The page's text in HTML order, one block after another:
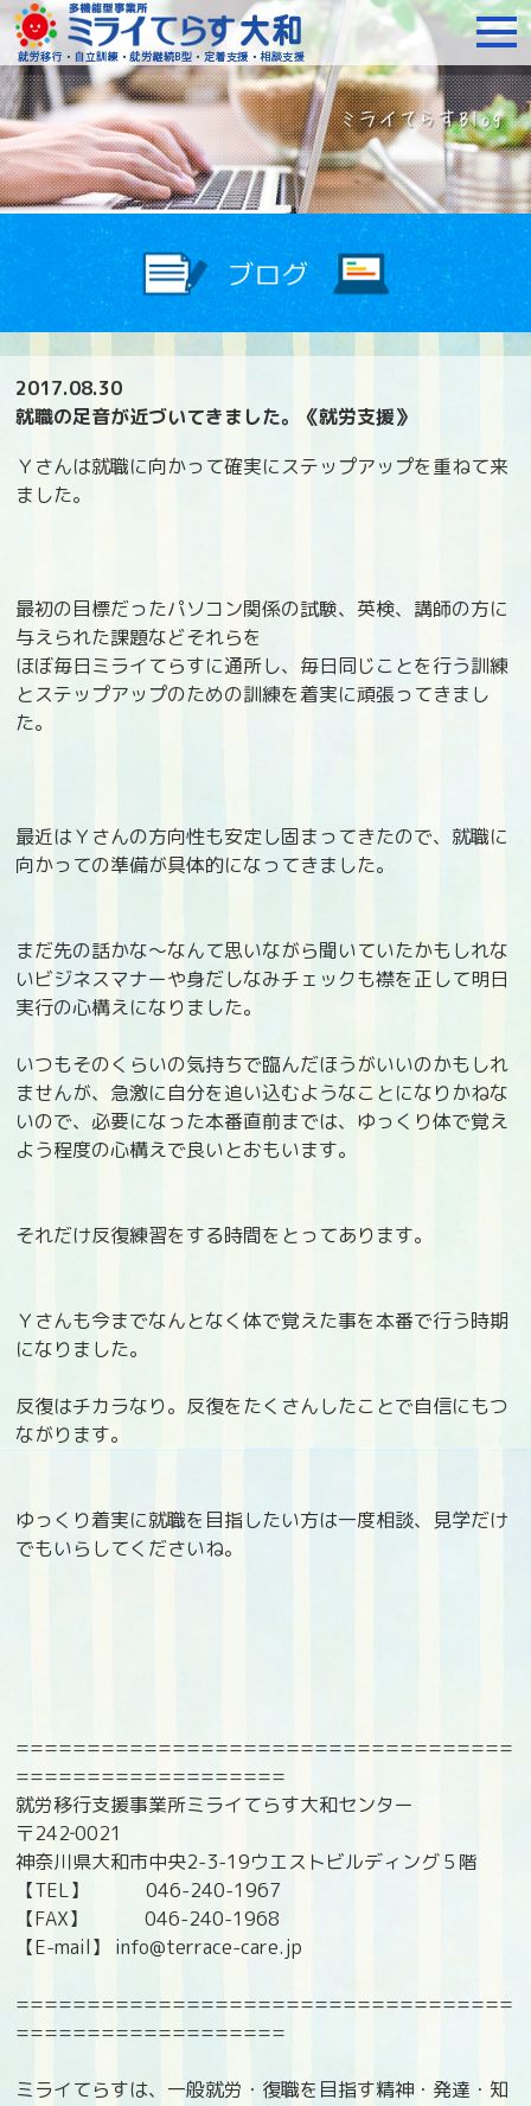
障がいをお持ちの方へ
2017.08.30
就職の足音が近づいてきました。《就労支援》
Ｙさんは就職に向かって確実にステップアップを重ねて来
ました。
最初の目標だったパソコン関係の試験、英検、講師の方に
与えられた課題などそれらを
ほぼ毎日ミライてらすに通所し、毎日同じことを行う訓練
とステップアップのための訓練を着実に頑張ってきまし
た。
最近はＹさんの方向性も安定し固まってきたので、就職に
向かっての準備が具体的になってきました。
まだ先の話かな～なんて思いながら聞いていたかもしれな
いビジネスマナーや身だしなみチェックも襟を正して明日
実行の心構えになりました。
いつもそのくらいの気持ちで臨んだほうがいいのかもしれ
ませんが、急激に自分を追い込むようなことになりかねな
いので、必要になった本番直前までは、ゆっくり体で覚え
よう程度の心構えで良いとおもいます。
それだけ反復練習をする時間をとってあります。
Ｙさんも今までなんとなく体で覚えた事を本番で行う時期
になりました。
反復はチカラなり。反復をたくさんしたことで自信にもつ
ながります。
ゆっくり着実に就職を目指したい方は一度相談、見学だけ
でもいらしてくださいね。
===================================
===================
就労移行支援事業所ミライてらす大和センター
〒242‐0021
神奈川県大和市中央2-3-19ウエストビルディング５階
【TEL】 046-240-1967
【FAX】 046-240-1968
【E-mail】 info@terrace-care.jp
===================================
===================
ミライてらすは、一般就労・復職を目指す精神・発達・知